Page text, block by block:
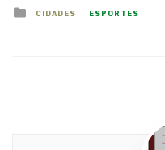
Posted
in
CIDADES ESPORTES